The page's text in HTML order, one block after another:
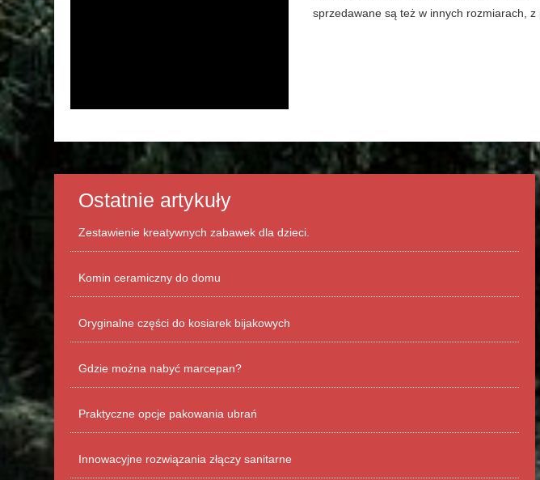
sprzedawane są też w innych rozmiarach, z
Ostatnie artykuły
Zestawienie kreatywnych zabawek dla dzieci.
Komin ceramiczny do domu
Oryginalne części do kosiarek bijakowych
Gdzie można nabyć marcepan?
Praktyczne opcje pakowania ubrań
Innowacyjne rozwiązania złączy sanitarne